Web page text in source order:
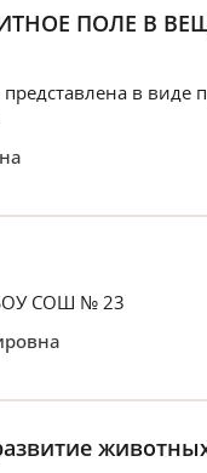
ПОЛЕ В
в виде
СОШ № 23